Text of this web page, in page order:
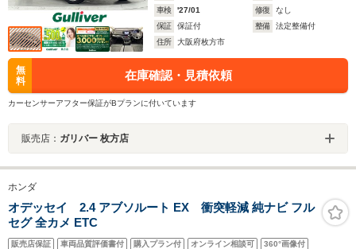
車検
'27/01 修復
なし
保証
保証付 整備
法定整備付
住所
大阪府枚方市
無
料
在庫確認・見積依頼
カーセンサーアフター保証がBプランに付いています
販売店： ガリバー 枚方店
ホンダ
オデッセイ 2.4 アブソルート EX 衝突軽減 純ナビ フル
セグ 全カメ ETC
販売店保証 車両品質評価書付 購入プラン付 オンライン相談可 360°画像付